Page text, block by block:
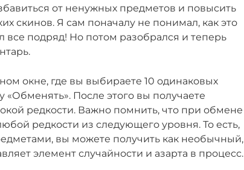
от ненужных предметов и повысить
скинов. Я сам поначалу не понимал, как это
все подряд! Но потом разобрался и теперь
окне, где вы выбираете 10 одинаковых
После этого вы получаете
редкости. Важно помнить, что при обмене
редкости из следующего уровня. То есть,
вы можете получить как необычный,
элемент случайности и азарта в процесс.